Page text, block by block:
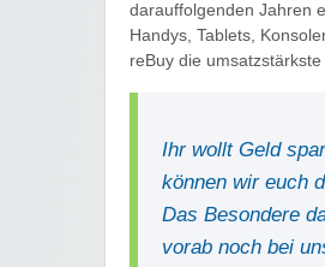
darauffolgenden Jahren
Handys, Tablets,
reBuy die
Ihr wollt Geld
können wir euch
Das Besondere
vorab noch bei